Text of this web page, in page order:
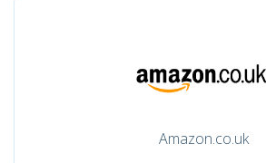
Amazon.co.uk